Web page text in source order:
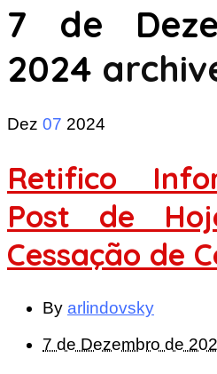
7 de
2024
Dez 07 2024
Retifico
Post de
Cessação de
By arlindovsky
7 de Dezembro de